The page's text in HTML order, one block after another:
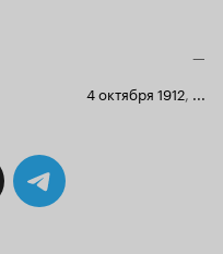
—
4 октября 1912, ...